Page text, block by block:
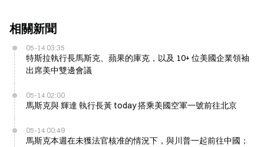
相關新聞
05-14 03:35
特斯拉執行長馬斯克、蘋果的庫克，以及 10+ 位美國企業領袖
出席美中雙邊會議
05-14 02:00
馬斯克與 輝達 執行長黃 today 搭乘美國空軍一號前往北京
05-14 00:49
馬斯克本週在未獲法官核准的情況下，與川普一起前往中國；